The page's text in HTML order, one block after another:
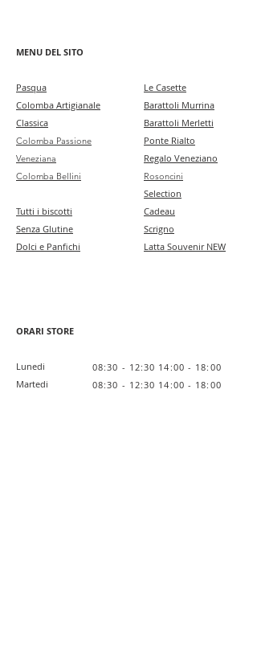
MENU DEL SITO
Pasqua
Colomba Artigianale
Classica
Colomba Passione
Veneziana
Colomba Bellini
Tutti i biscotti
Senza Glutine
Dolci e Panfichi
Le Casette
Barattoli Murrina
Barattoli Merletti
Ponte Rialto
Regalo Veneziano
Rosoncini
Selection
Cadeau
Scrigno
Latta Souvenir NEW
ORARI STORE
Lunedi
Martedi
08:30 - 12:30 14:00 - 18:00
08:30 - 12:30 14:00 - 18:00